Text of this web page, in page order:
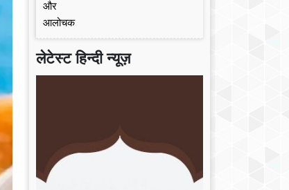
लेटेस्ट हिन्दी न्यूज़